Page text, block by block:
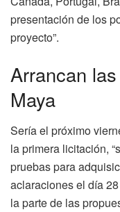
presentación de los
proyecto”.
Arrancan
Maya
Sería el próximo
la primera licitación,
pruebas para
aclaraciones el día
la parte de las